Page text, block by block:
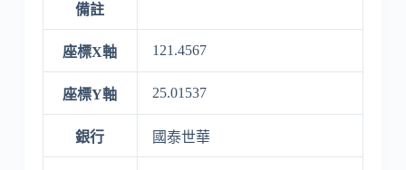
備註
座標X軸 121.4567
座標Y軸 25.01537
銀行 國泰世華